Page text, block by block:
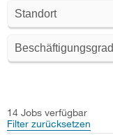
Standort
Beschäftigungsgrad
14 Jobs verfügbar
Filter zurücksetzen